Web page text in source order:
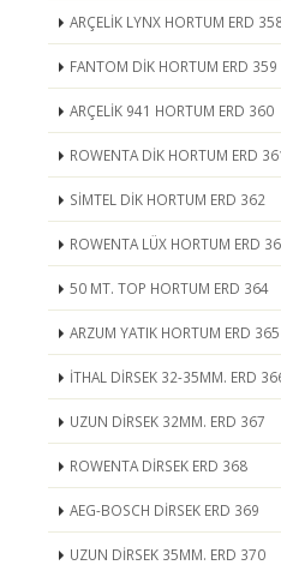
ARÇELİK LYNX HORTUM ERD
FANTOM DİK HORTUM ERD 359
ARÇELİK 941 HORTUM ERD 360
ROWENTA DİK HORTUM ERD
SİMTEL DİK HORTUM ERD 362
ROWENTA LÜX HORTUM ERD
50 MT. TOP HORTUM ERD 364
ARZUM YATIK HORTUM ERD 365
İTHAL DİRSEK 32-35MM. ERD
UZUN DİRSEK 32MM. ERD 367
ROWENTA DİRSEK ERD 368
AEG-BOSCH DİRSEK ERD 369
UZUN DİRSEK 35MM. ERD 370